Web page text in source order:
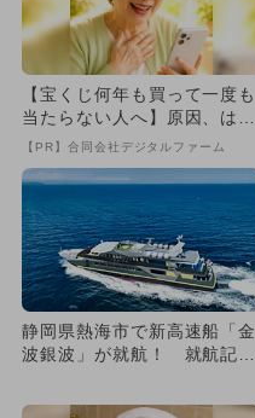
【宝くじ何年も買って一度も
当たらない人へ】原因、はっ
きりしてます
【PR】合同会社デジタルファーム
静岡県熱海市で新高速船「金
波銀波」が就航！ 就航記念